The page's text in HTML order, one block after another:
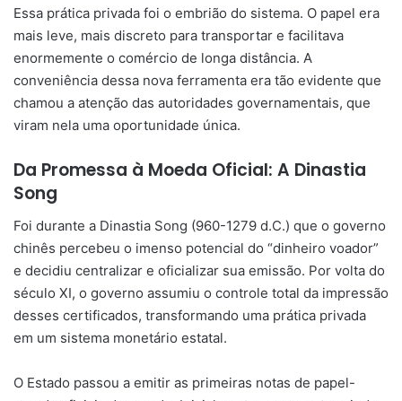
Essa prática privada foi o embrião do sistema. O papel era
mais leve, mais discreto para transportar e facilitava
enormemente o comércio de longa distância. A
conveniência dessa nova ferramenta era tão evidente que
chamou a atenção das autoridades governamentais, que
viram nela uma oportunidade única.
Da Promessa à Moeda Oficial: A Dinastia
Song
Foi durante a Dinastia Song (960-1279 d.C.) que o governo
chinês percebeu o imenso potencial do “dinheiro voador”
e decidiu centralizar e oficializar sua emissão. Por volta do
século XI, o governo assumiu o controle total da impressão
desses certificados, transformando uma prática privada
em um sistema monetário estatal.
O Estado passou a emitir as primeiras notas de papel-